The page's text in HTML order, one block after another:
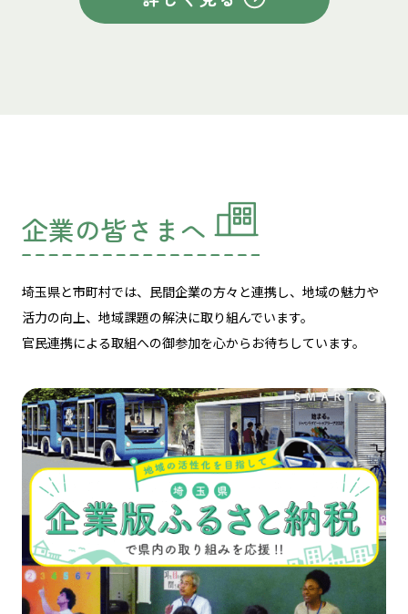
企業の皆さまへ
埼玉県と市町村では、民間企業の方々と連携し、 地域の魅力や
活力の向上、地域課題の解決に取り組んでいます。
官民連携による取組への御参加を心からお待ちしています。